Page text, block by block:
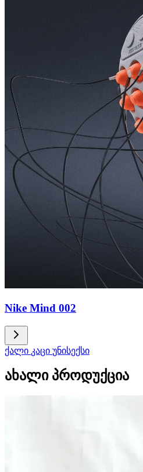
Nike Mind 002
ქალი კაცი უნისექსი
ახალი პროდუქცია